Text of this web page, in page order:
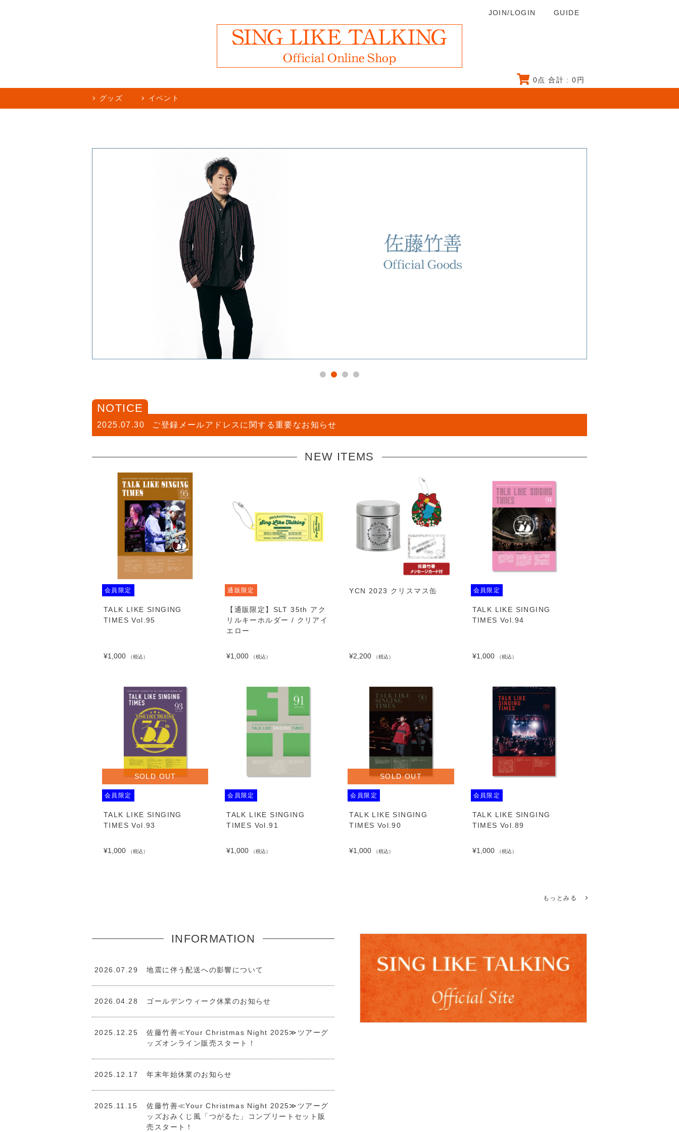
JOIN/LOGIN GUIDE
0点 合計 :0円
グッズ イベント
NOTICE
2025.07.30 ご登録メールアドレスに関する重要なお知らせ
NEW ITEMS
会員限定
TALK LIKE SINGING
TIMES Vol.95
¥1,000 （税込）
通販限定
【通販限定】SLT 35th アク
リルキーホルダー / クリアイ
エロー
¥1,000 （税込）
YCN 2023 クリスマス缶
¥2,200 （税込）
会員限定
TALK LIKE SINGING
TIMES Vol.94
¥1,000 （税込）
SOLD OUT
会員限定
TALK LIKE SINGING
TIMES Vol.93
¥1,000 （税込）
会員限定
TALK LIKE SINGING
TIMES Vol.91
¥1,000 （税込）
SOLD OUT
会員限定
TALK LIKE SINGING
TIMES Vol.90
¥1,000 （税込）
会員限定
TALK LIKE SINGING
TIMES Vol.89
¥1,000 （税込）
もっとみる
INFORMATION
2026.07.29 地震に伴う配送への影響について
2026.04.28 ゴールデンウィーク休業のお知らせ
2025.12.25
佐藤竹善≪Your Christmas Night 2025≫ツアーグ
ッズオンライン販売スタート！
2025.12.17 年末年始休業のお知らせ
2025.11.15
佐藤竹善≪Your Christmas Night 2025≫ツアーグ
ッズおみくじ風「つがるた」コンプリートセット販
売スタート！